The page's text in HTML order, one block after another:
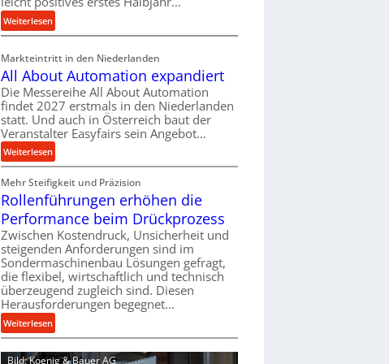
l
v
r
s
o
r
g
u
n
g
e
n
t
p
a
n
n
t
s
i
c
Weiterlesen:
M
c
h
i
n
e
n
a
u
-
B
e
s
t
e
l
l
n
Markteintritt in den Niederlanden
All About Automation expandiert
Die Messereihe All About Automation
findet 2027 erstmals in den Niederlanden
statt. Und auch in Österreich baut der
Veranstalter Easyfairs sein Angebot…
Weiterlesen:
A
l
l
b
o
u
t
A
u
t
o
m
Mehr Steifigkeit und Präzision
Rollenführungen erhöhen die
Performance beim Drückprozess
Zwischen Kostendruck, Unsicherheit und
steigenden Anforderungen sind im
Sondermaschinenbau Lösungen gefragt,
die flexibel, wirtschaftlich und technisch
überzeugend zugleich sind. Diesen
Herausforderungen begegnet…
Weiterlesen:
R
o
Bild: Koenig & Bauer AG